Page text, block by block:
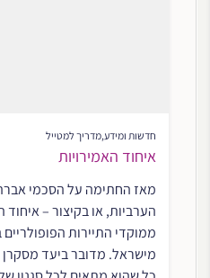
חדשות ומידע,מדריך למטייל
איחוד האמירויות
מאז החתימה על הסכמי
הערביות, או בקיצור –
ממוקדי התיירות
מישראל. מדובר ביעד מסקרן